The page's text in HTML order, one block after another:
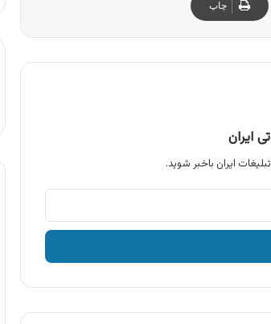
چاپ
ایران
ایران باخبر شوید.